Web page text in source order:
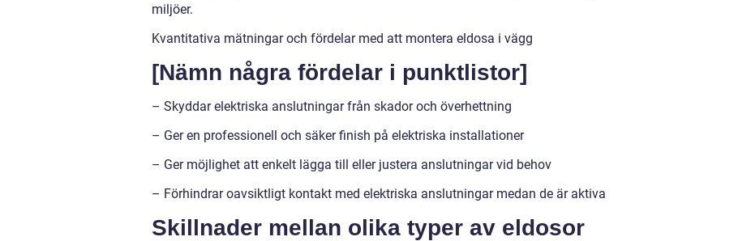
miljöer.
Kvantitativa mätningar och fördelar med att montera eldosa i vägg
[Nämn några fördelar i punktlistor]
– Skyddar elektriska anslutningar från skador och överhettning
– Ger en professionell och säker finish på elektriska installationer
– Ger möjlighet att enkelt lägga till eller justera anslutningar vid behov
– Förhindrar oavsiktligt kontakt med elektriska anslutningar medan de är aktiva
Skillnader mellan olika typer av eldosor